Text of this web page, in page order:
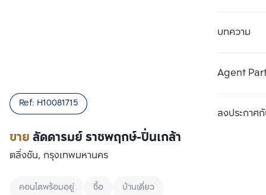
บทความ
Agent
ลงประกาศกั
ขายลัดดารมย์ ราชพฤกษ์-ปิ่นเกล้า
Ref: H10081715
ตลิ่งชัน, กรุงเทพมหานคร
คอนโดพร้อมอยู่ ซื้อ บ้านเดี่ยว